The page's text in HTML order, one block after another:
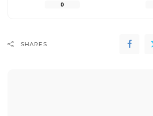
0
SHARES